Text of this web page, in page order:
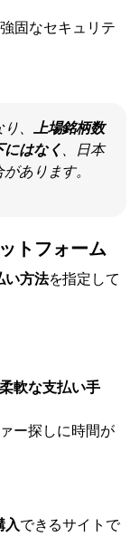
固なセキュリテ
、 上場銘柄数
はなく、日本
あります。
トフォーム
い方法を指定して
柔軟な支払い手
ー探しに時間が
入できるサイトで